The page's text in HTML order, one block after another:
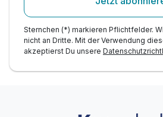
Sternchen (*) markieren Pflichtfelder.
nicht an Dritte. Mit der Verwendung
akzeptierst Du unsere